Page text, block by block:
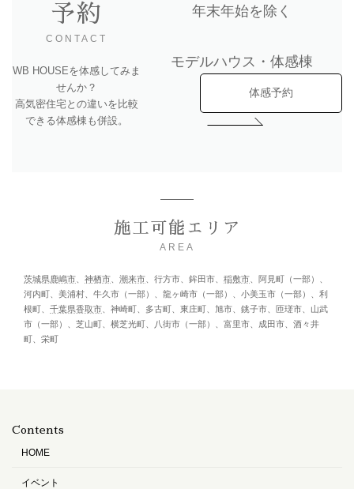
予約
CONTACT
WB HOUSEを体感してみま
せんか？
高気密住宅との違いを比較
できる体感棟も併設。
年末年始を除く
モデルハウス・体感棟
体感予約
施工可能エリア
AREA
茨城県鹿嶋市 神栖市 潮来市 、行方市、鉾田市、 稲敷市 、阿見町（一部）、
河内町、美浦村、牛久市（一部）、龍ヶ崎市（一部）、小美玉市（一部）、利
根町、 千葉県香取市 、神崎町、多古町、東庄町、旭市、銚子市、匝瑳市、山武
市（一部）、芝山町、横芝光町、八街市（一部）、富里市、成田市、酒々井
町、栄町
Contents
HOME
イベント